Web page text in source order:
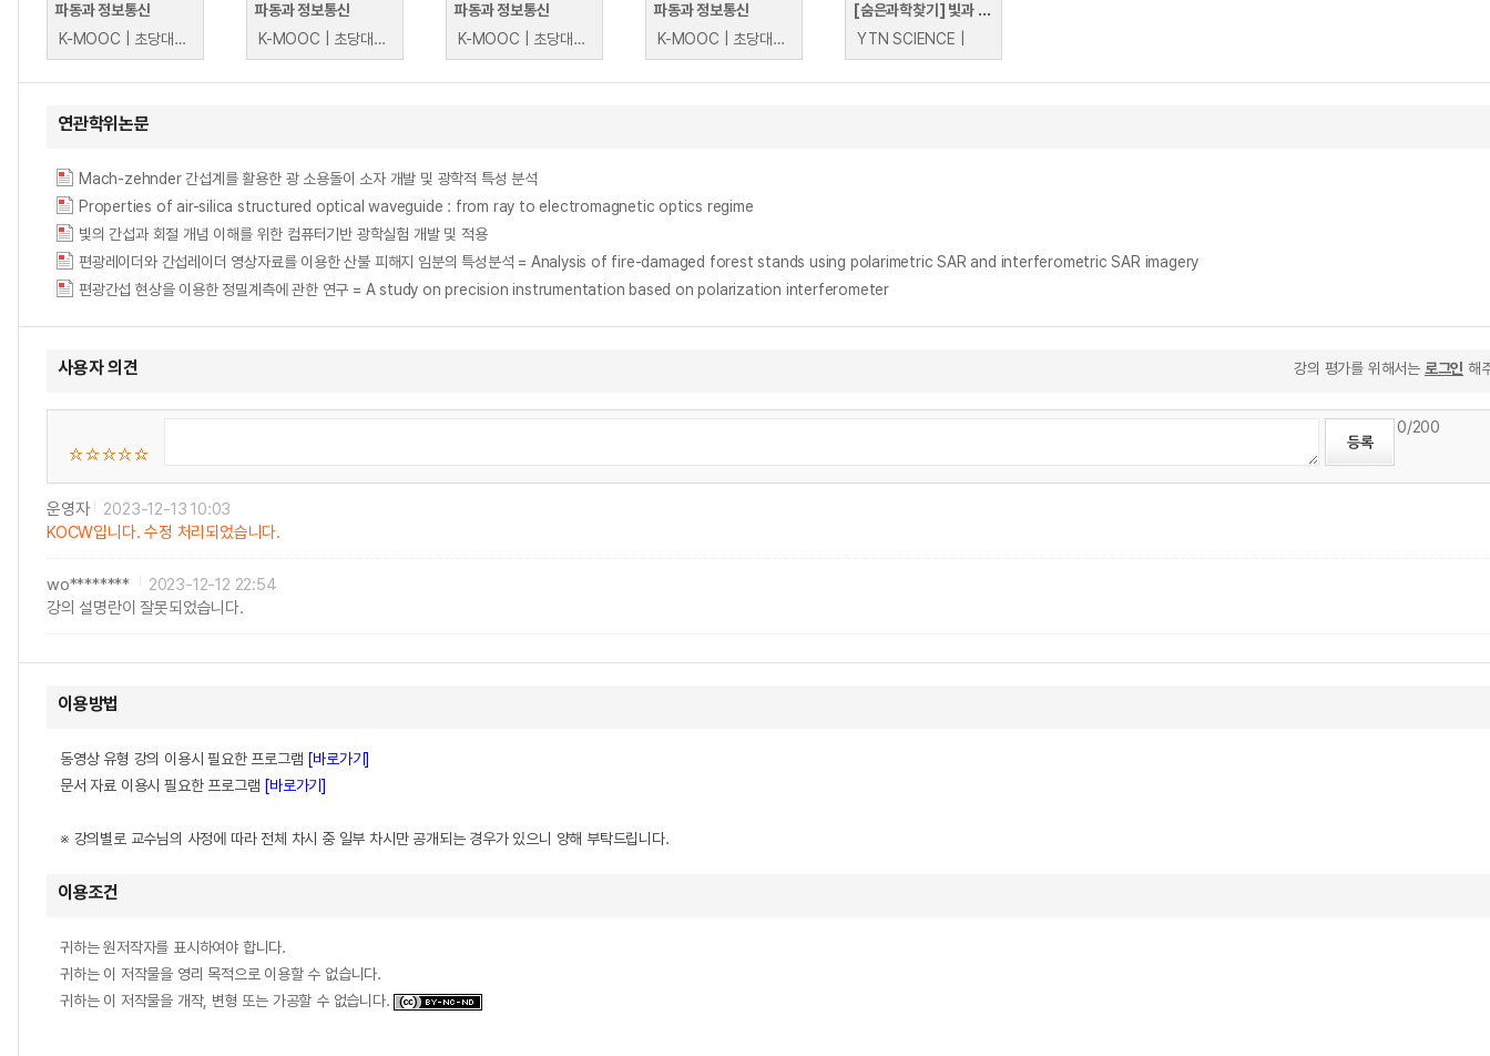
파동과 정보통신
K-MOOC | 초당대학교 장종목, 진채문
파동과 정보통신
K-MOOC | 초당대학교 장종목, 진채문
파동과 정보통신
K-MOOC | 초당대학교 장종목, 진채문
파동과 정보통신
K-MOOC | 초당대학교 장종목, 진채문
[숨은과학찾기] 빛과 파동
YTN SCIENCE |
연관학위논문
Mach-zehnder 간섭계를 활용한 광 소용돌이 소자 개발 및 광학적 특성 분석
Properties of air-silica structured optical waveguide : from ray to electromagnetic optics regime
빛의 간섭과 회절 개념 이해를 위한 컴퓨터기반 광학실험 개발 및 적용
편광레이더와 간섭레이더 영상자료를 이용한 산불 피해지 임분의 특성분석 = Analysis of fire-damaged forest stands using polarimetric SAR and interferometric SAR imagery
편광간섭 현상을 이용한 정밀계측에 관한 연구 = A study on precision instrumentation based on polarization interferometer
사용자 의견 강의 평가를 위해서는 로그인 해
0/200
운영자
2023-12-13 10:03
KOCW입니다. 수정 처리되었습니다.
wo********
2023-12-12 22:54
강의 설명란이 잘못되었습니다.
이용방법
동영상 유형 강의 이용시 필요한 프로그램 [바로가기]
문서 자료 이용시 필요한 프로그램 [바로가기]
※ 강의별로 교수님의 사정에 따라 전체 차시 중 일부 차시만 공개되는 경우가 있으니 양해 부탁드립니다.
이용조건
귀하는 원저작자를 표시하여야 합니다.
귀하는 이 저작물을 영리 목적으로 이용할 수 없습니다.
귀하는 이 저작물을 개작, 변형 또는 가공할 수 없습니다.